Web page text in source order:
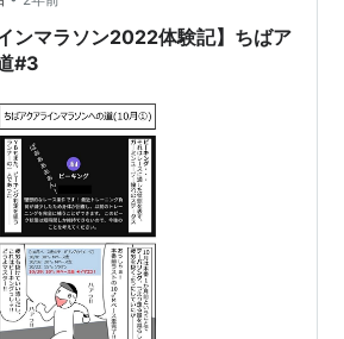
ンマラソン2022体験記】ちばア
#3